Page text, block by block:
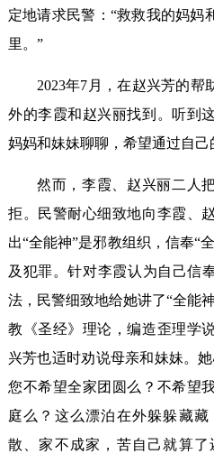
定地请求民警：“救救我的妈妈
里。”
2023年7月，在赵兴芳的帮
外的李霞和赵兴丽找到。听到
妈妈和妹妹聊聊，希望通过自己
然而，李霞、赵兴丽二人
拒。民警耐心细致地向李霞、
出“全能神”是邪教组织，信奉“
及犯罪。针对李霞认为自己信
法，民警细致地给她讲了“全能
教《圣经》理论，编造歪理学
兴芳也适时劝说母亲和妹妹。
您不希望全家团圆么？不希望
庭么？这么漂泊在外躲躲藏
散、家不成家，苦自己就算